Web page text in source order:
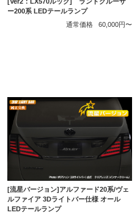
ー200系 LEDテールランプ
通常価格
60,000円〜
[流星バージョン]アルファード20系/ヴェ
ルファイア 3Dライトバー仕様 オール
LEDテールランプ